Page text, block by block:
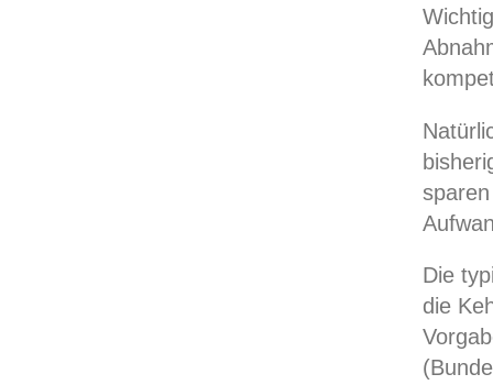
Die
die